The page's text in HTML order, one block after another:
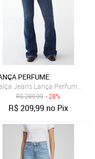
Grafite
PERFUME
Jeans Lança Perfume
R$289,99 - 28%
R$209,99 no Pix